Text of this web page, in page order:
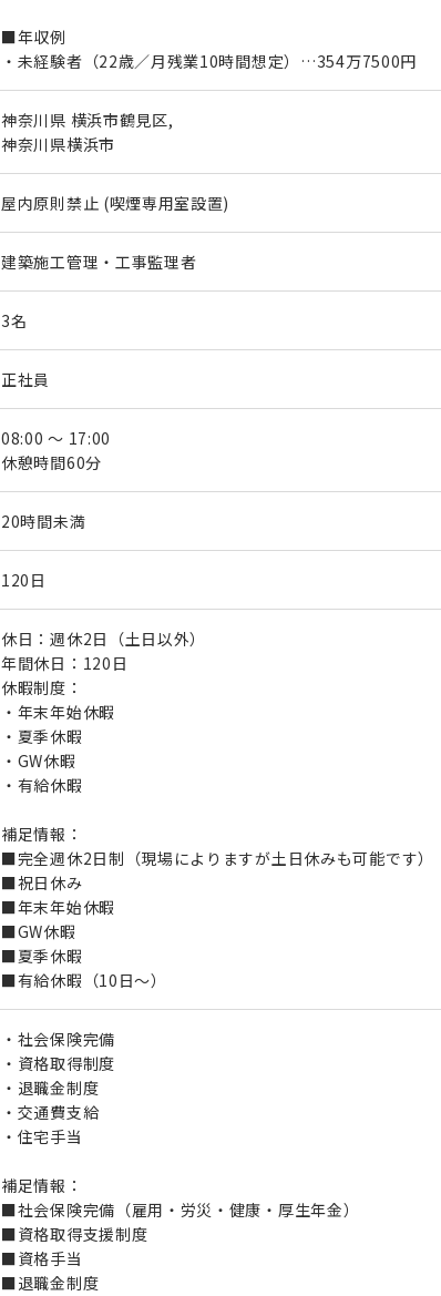
■年収例
・未経験者（22歳／月残業10時間想定）…354万7500円
神奈川県 横浜市鶴見区,
神奈川県横浜市
屋内原則禁止 (喫煙専用室設置)
建築施工管理・工事監理者
3名
正社員
08:00 ～ 17:00
休憩時間60分
20時間未満
120日
休日：週休2日（土日以外）
年間休日：120日
休暇制度：
・年末年始休暇
・夏季休暇
・GW休暇
・有給休暇
補足情報：
■完全週休2日制（現場によりますが土日休みも可能です）
■祝日休み
■年末年始休暇
■GW休暇
■夏季休暇
■有給休暇（10日～）
・社会保険完備
・資格取得制度
・退職金制度
・交通費支給
・住宅手当
補足情報：
■社会保険完備（雇用・労災・健康・厚生年金）
■資格取得支援制度
■資格手当
■退職金制度